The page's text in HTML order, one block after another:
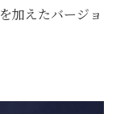
加えたバージョ